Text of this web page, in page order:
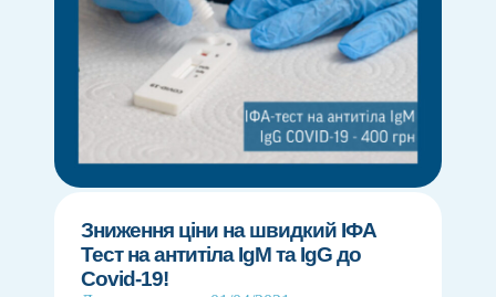
Зниження ціни на швидкий ІФА
Тест на антитіла IgМ та IgG до
Covid-19!